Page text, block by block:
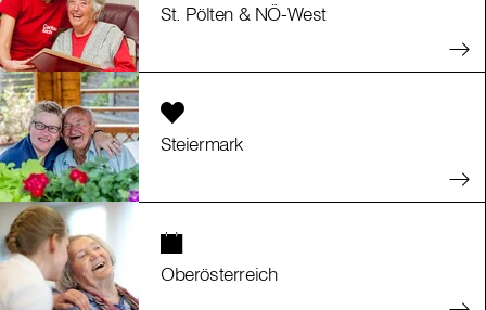
St. Pölten & NÖ-West
Steiermark
Oberösterreich